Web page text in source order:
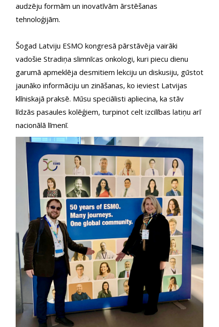
audzēju formām un inovatīvām ārstēšanas
tehnoloģijām.
Šogad Latviju ESMO kongresā pārstāvēja vairāki
vadošie Stradiņa slimnīcas onkologi, kuri piecu dienu
garumā apmeklēja desmitiem lekciju un diskusiju, gūstot
jaunāko informāciju un zināšanas, ko ieviest Latvijas
klīniskajā praksē. Mūsu speciālisti apliecina, ka stāv
līdzās pasaules kolēģiem, turpinot celt izcilības latiņu arī
nacionālā līmenī.